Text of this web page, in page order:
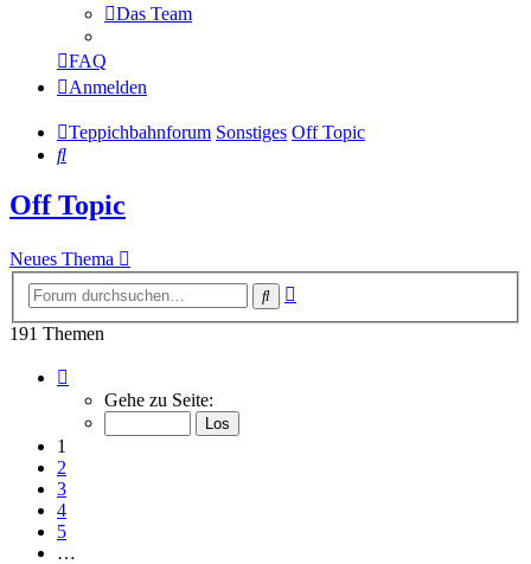
Das Team
FAQ
Anmelden
Teppichbahnforum Sonstiges Off Topic
Suche
Off Topic
Neues Thema
Suche
191 Themen
von
Gehe zu Seite:
1
2
3
4
5
…